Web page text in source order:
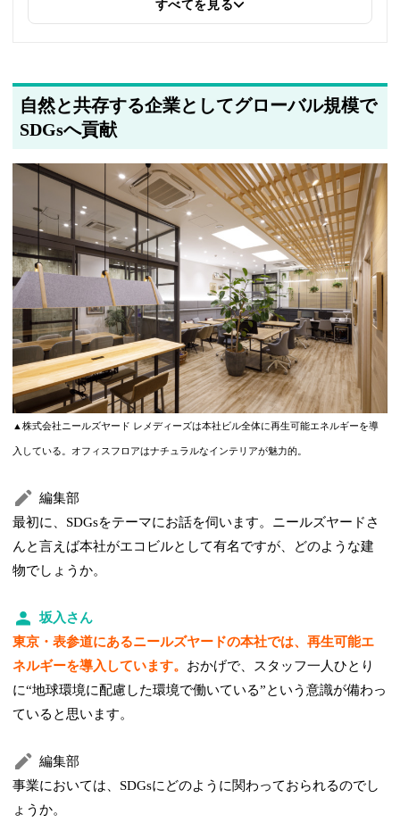
すべてを見る
自然と共存する企業としてグローバル規模で
SDGsへ貢献
▲株式会社ニールズヤード レメディーズは本社ビル全体に再生可能エネルギーを導
入している。オフィスフロアはナチュラルなインテリアが魅力的。
編集部
最初に、SDGsをテーマにお話を伺います。ニールズヤードさ
んと言えば本社がエコビルとして有名ですが、どのような建
物でしょうか。
坂入さん
東京・表参道にあるニールズヤードの本社では、再生可能エ
ネルギーを導入しています。 おかげで、スタッフ一人ひとり
に“地球環境に配慮した環境で働いている”という意識が備わっ
ていると思います。
編集部
事業においては、SDGsにどのように関わっておられるのでし
ょうか。